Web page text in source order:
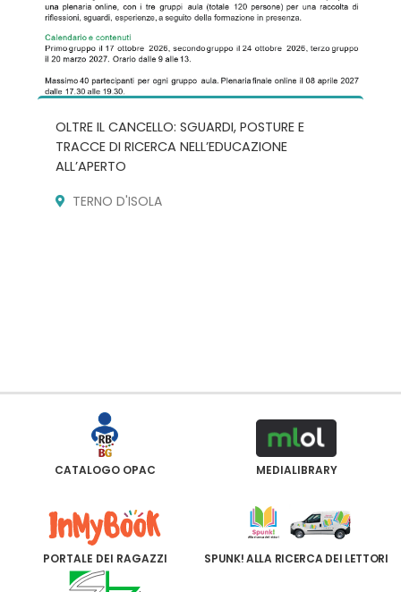
OLTRE IL CANCELLO: SGUARDI, POSTURE E
TRACCE DI RICERCA NELL’EDUCAZIONE
ALL’APERTO
TERNO D'ISOLA
CATALOGO OPAC MEDIALIBRARY
PORTALE DEI RAGAZZI SPUNK! ALLA RICERCA DEI LETTORI